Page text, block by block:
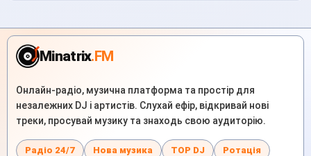
Minatrix.FM
Онлайн-радіо, музична платформа та простір для
незалежних DJ і артистів. Слухай ефір, відкривай нові
треки, просувай музику та знаходь свою аудиторію.
Радіо 24/7 Нова музика TOP DJ Ротація